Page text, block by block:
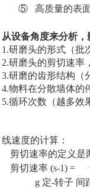
⑤ 高质量的表面
从设备角度来分析
1.研磨头的形式（批
2.研磨头的剪切速率
3.研磨的齿形结构（
4.物料在分散墙体的
5.循环次数（越多效
线速度的计算：
剪切速率的定义是
剪切速率 (s-1) =
g 定-转子 间距